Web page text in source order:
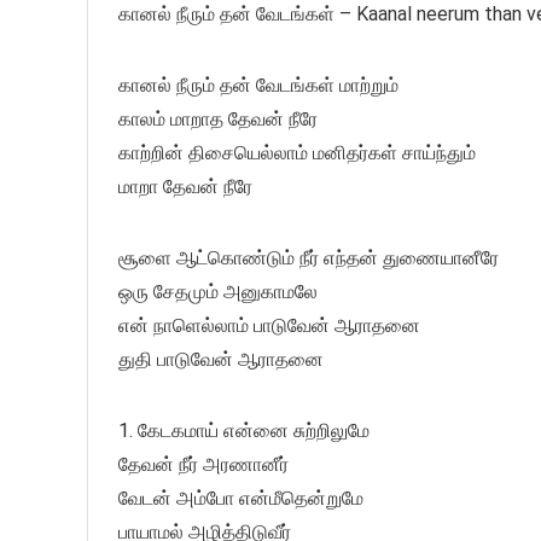
கானல் நீரும் தன்‌ வேடங்கள் – Kaanal neerum than
கானல் நீரும் தன்‌ வேடங்கள் மாற்றும்
காலம் மாறாத தேவன் நீரே
காற்றின் திசையெல்லாம் மனிதர்கள் சாய்ந்தும்
மாறா தேவன் நீரே
சூளை ஆட்கொண்டும் நீர் எந்தன் துணையானீரே
ஒரு சேதமும்‌ அனுகாமலே
என் நாளெல்லாம் பாடுவேன் ஆராதனை
துதி பாடுவேன் ஆராதனை
1. கேடகமாய் என்னை சுற்றிலுமே
தேவன் நீர் அரணானீர்
வேடன் அம்போ என்மீதென்றுமே
பாயாமல் அழித்திடுவீர்